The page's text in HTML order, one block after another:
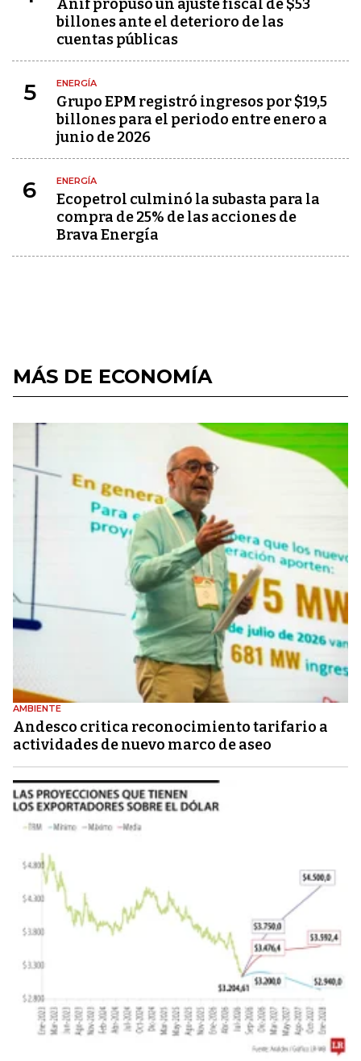
Anif propuso un ajuste fiscal de $53
billones ante el deterioro de las
cuentas públicas
5 ENERGÍA
Grupo EPM registró ingresos por $19,5
billones para el periodo entre enero a
junio de 2026
6 ENERGÍA
Ecopetrol culminó la subasta para la
compra de 25% de las acciones de
Brava Energía
MÁS DE ECONOMÍA
AMBIENTE
Andesco critica reconocimiento tarifario a
actividades de nuevo marco de aseo